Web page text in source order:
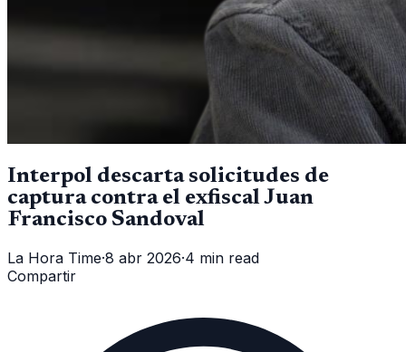
Interpol descarta solicitudes de
captura contra el exfiscal Juan
Francisco Sandoval
La Hora Time·8 abr 2026·4 min read
Compartir